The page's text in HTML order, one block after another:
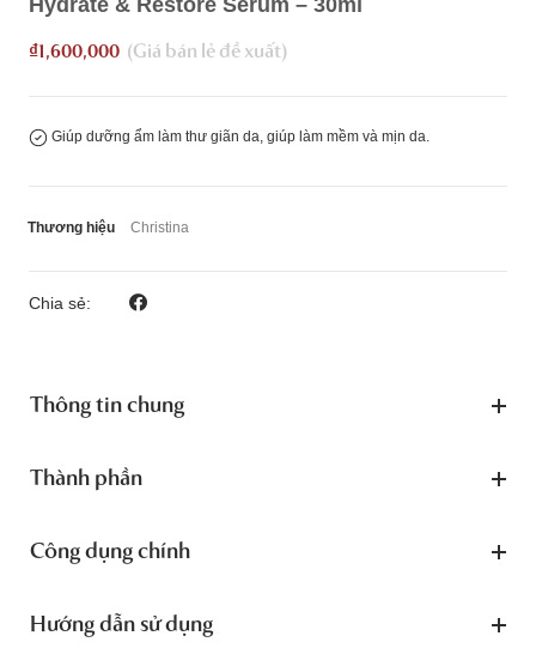
₫1,600,000
Giúp dưỡng ẩm làm thư giãn da, giúp làm mềm và mịn da.
Thương hiệu Christina
Chia sẻ:
Thông tin chung
Thành phần
Công dụng chính
Hướng dẫn sử dụng